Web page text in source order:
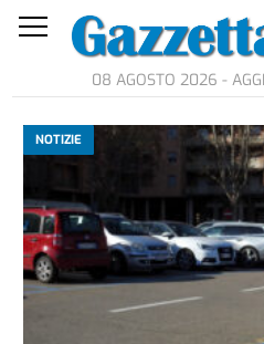
08 AGOSTO 2026 -
NOTIZIE